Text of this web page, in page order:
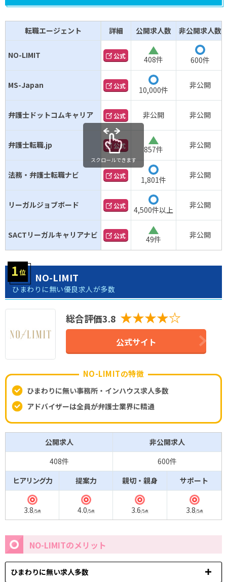
転職エージェント 詳細 公開求人数 非公開求人数
NO-LIMIT 公式
408件
600件
MS-Japan 公式
10,000件
非公開
弁護士ドットコムキャリア 公式 非公開 非公開
弁護士転職.jp 公式
857件
非公開
法務・弁護士転職ナビ 公式
1,801件
非公開
リーガルジョブボード 公式
4,500件以上
非公開
SACTリーガルキャリアナビ 公式
49件
非公開
スクロールできます
NO-LIMIT
ひまわりに無い優良求人が多数
総合評価3.8 ★★★★☆
公式サイト
NO-LIMITの特徴
ひまわりに無い事務所・インハウス求人多数
アドバイザーは全員が弁護士業界に精通
公開求人
非公開求人
408件
600件
ヒアリング力
提案力 親切・親身 サポート
3.8/5点
4.0/5点
3.6/5点
3.8/5点
NO-LIMITのメリット
ひまわりに無い求人多数